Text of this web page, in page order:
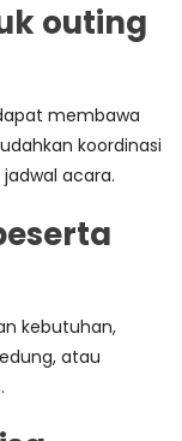
outing
membawa
koordinasi
acara.
kebutuhan,
atau